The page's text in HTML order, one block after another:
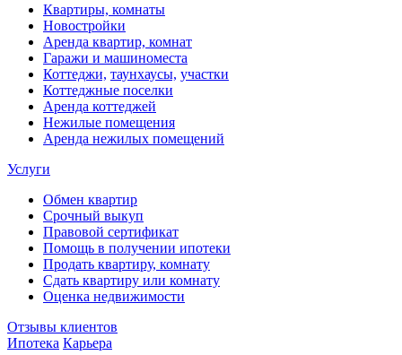
Квартиры, комнаты
Новостройки
Аренда квартир, комнат
Гаражи и машиноместа
Коттеджи, таунхаусы, участки
Коттеджные поселки
Аренда коттеджей
Нежилые помещения
Аренда нежилых помещений
Услуги
Обмен квартир
Срочный выкуп
Правовой сертификат
Помощь в получении ипотеки
Продать квартиру, комнату
Сдать квартиру или комнату
Оценка недвижимости
Отзывы клиентов
Ипотека Карьера